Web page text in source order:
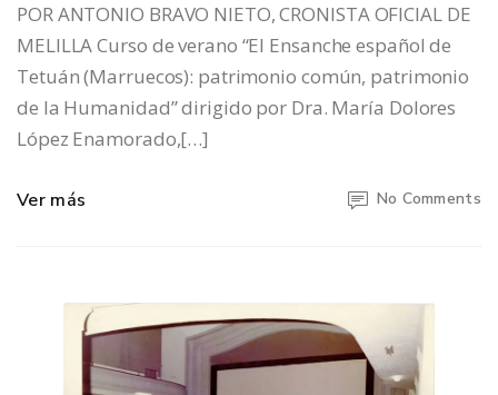
POR ANTONIO BRAVO NIETO, CRONISTA OFICIAL DE
MELILLA Curso de verano “El Ensanche español de
Tetuán (Marruecos): patrimonio común, patrimonio
de la Humanidad” dirigido por Dra. María Dolores
López Enamorado,[…]
Ver más No Comments